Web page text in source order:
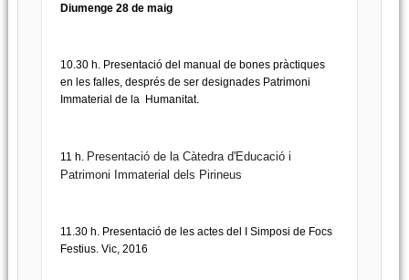
Diumenge 28 de maig
10.30 h. Presentació del manual de bones pràctiques
en les falles, després de ser designades Patrimoni
Immaterial de la Humanitat.
11 h. Presentació de la Càtedra d'Educació i
Patrimoni Immaterial dels Pirineus
11.30 h. Presentació de les actes del I Simposi de Focs
Festius. Vic, 2016